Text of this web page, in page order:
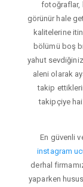
fotoğraflar,
görünür hale
kalitelerine
bölümü boş
yahut
aleni olarak
takip
takipçiye
En güvenli
instagram
derhal
yaparken